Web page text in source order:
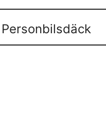
Personbilsdäck